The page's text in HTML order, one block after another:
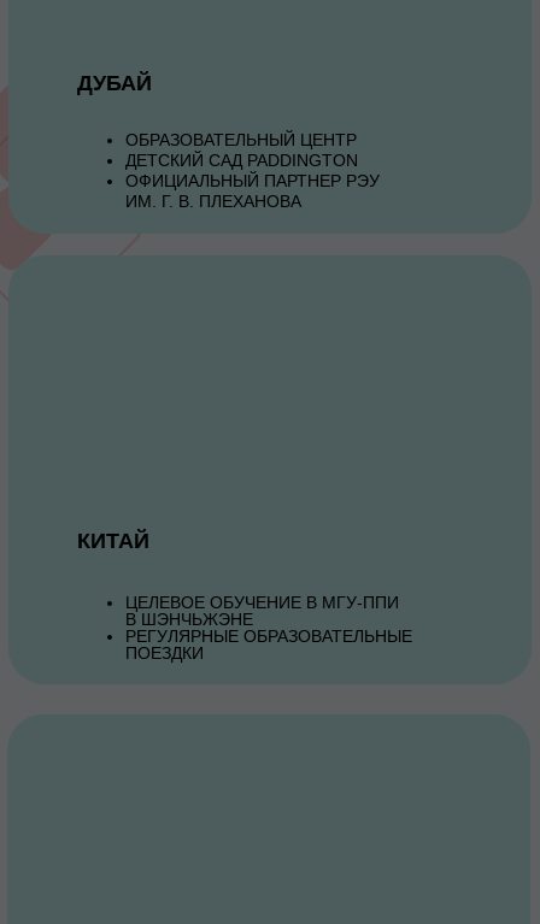
ОБРАЗОВАТЕЛЬНЫЙ ЦЕНТР
ДЕТСКИЙ САД PADDINGTON
ОФИЦИАЛЬНЫЙ ПАРТНЕР РЭУ
ИМ. Г. В. ПЛЕХАНОВА
ЦЕЛЕВОЕ ОБУЧЕНИЕ В МГУ-ППИ
В ШЭНЧЬЖЭНЕ
РЕГУЛЯРНЫЕ ОБРАЗОВАТЕЛЬНЫЕ
ПОЕЗДКИ
ДУБАЙ
КИТАЙ